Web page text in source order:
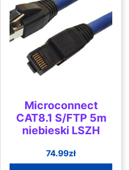
Microconnect
CAT8.1 S/FTP 5m
niebieski LSZH
74.99zł